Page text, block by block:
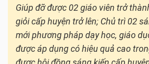
Giúp đỡ được 02 giáo viên trở
giỏi cấp huyện trở lên; Chủ trì 02
mới phương pháp dạy học, giáo
được áp dụng có hiệu quả cao